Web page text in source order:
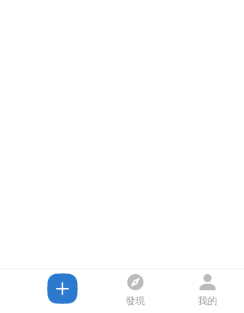
發現 我的